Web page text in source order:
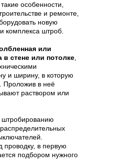
особенности,
и ремонте,
новую
комплекса штроб.
или
стене или потолке
и ширину, в которую
Проложив в неё
раствором или
проводку, в первую
подбором нужного